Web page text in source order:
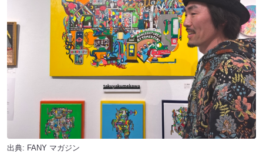
出典: FANY マガジン